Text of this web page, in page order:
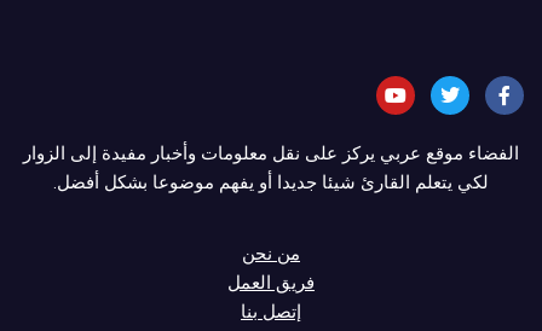
الفضاء موقع عربي يركز على نقل معلومات وأخبار مفيدة إلى الزوار
لكي يتعلم القارئ شيئا جديدا أو يفهم موضوعا بشكل أفضل.
من نحن
فريق العمل
إتصل بنا